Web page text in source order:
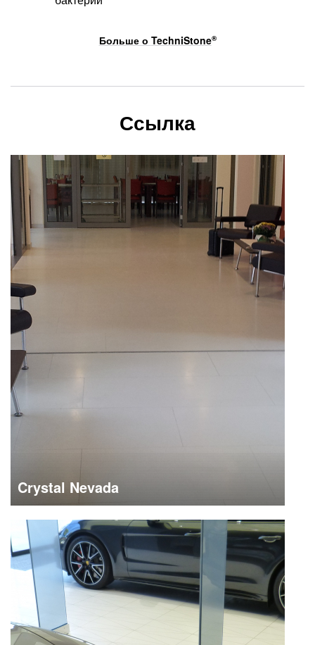
Больше о TechniStone®
Ссылка
Crystal Nevada